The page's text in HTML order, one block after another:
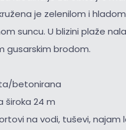
je zelenilom i
suncu. U blizini plaže
gusarskim brodom.
betonirana
široka 24 m
na vodi, tuševi, najam